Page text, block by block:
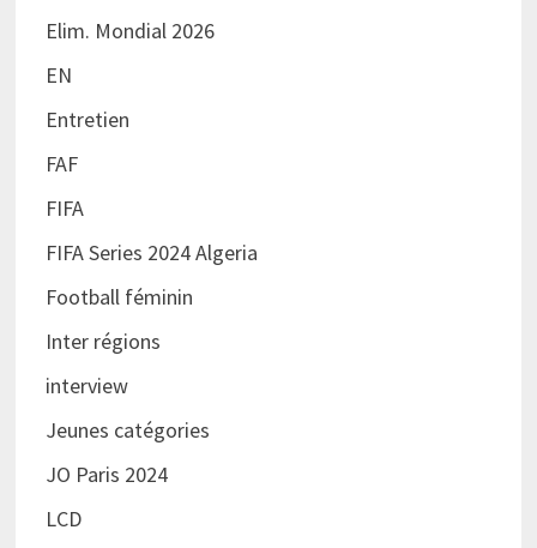
Elim. Mondial 2026
EN
Entretien
FAF
FIFA
FIFA Series 2024 Algeria
Football féminin
Inter régions
interview
Jeunes catégories
JO Paris 2024
LCD